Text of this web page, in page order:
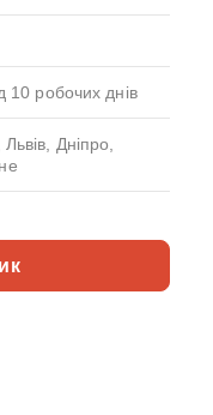
10 робочих днів
Львів, Дніпро,